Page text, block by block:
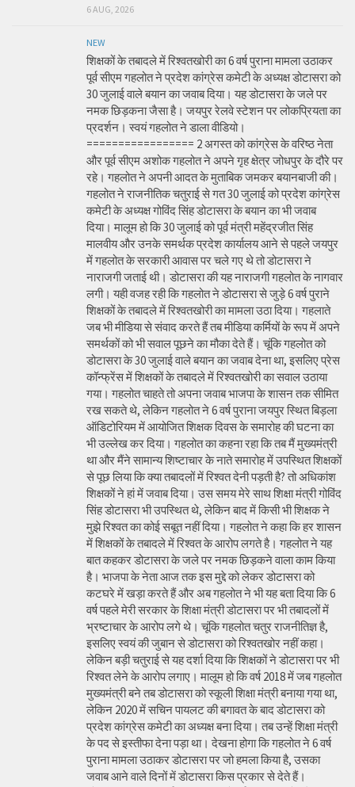
6 AUG, 2026
NEW
शिक्षकों के तबादले में रिश्वतखोरी का 6 वर्ष पुराना मामला उठाकर
पूर्व सीएम गहलोत ने प्रदेश कांग्रेस कमेटी के अध्यक्ष डोटासरा को
30 जुलाई वाले बयान का जवाब दिया। यह डोटासरा के जले पर
नमक छिड़कना जैसा है। जयपुर रेलवे स्टेशन पर लोकप्रियता का
प्रदर्शन। स्वयं गहलोत ने डाला वीडियो।
================= 2 अगस्त को कांग्रेस के वरिष्ठ नेता
और पूर्व सीएम अशोक गहलोत ने अपने गृह क्षेत्र जोधपुर के दौरे पर
रहे। गहलोत ने अपनी आदत के मुताबिक जमकर बयानबाजी की।
गहलोत ने राजनीतिक चतुराई से गत 30 जुलाई को प्रदेश कांग्रेस
कमेटी के अध्यक्ष गोविंद सिंह डोटासरा के बयान का भी जवाब
दिया। मालूम हो कि 30 जुलाई को पूर्व मंत्री महेंद्रजीत सिंह
मालवीय और उनके समर्थक प्रदेश कार्यालय आने से पहले जयपुर
में गहलोत के सरकारी आवास पर चले गए थे तो डोटासरा ने
नाराजगी जताई थी। डोटासरा की यह नाराजगी गहलोत के नागवार
लगी। यही वजह रही कि गहलोत ने डोटासरा से जुड़े 6 वर्ष पुराने
शिक्षकों के तबादले में रिश्वतखोरी का मामला उठा दिया। गहलाते
जब भी मीडिया से संवाद करते हैं तब मीडिया कर्मियों के रूप में अपने
समर्थकों को भी सवाल पूछने का मौका देते हैं। चूंकि गहलोत को
डोटासरा के 30 जुलाई वाले बयान का जवाब देना था, इसलिए प्रेस
कॉन्फ्रेंस में शिक्षकों के तबादले में रिश्वतखोरी का सवाल उठाया
गया। गहलोत चाहते तो अपना जवाब भाजपा के शासन तक सीमित
रख सकते थे, लेकिन गहलोत ने 6 वर्ष पुराना जयपुर स्थित बिड़ला
ऑडिटोरियम में आयोजित शिक्षक दिवस के समारोह की घटना का
भी उल्लेख कर दिया। गहलोत का कहना रहा कि तब मैं मुख्यमंत्री
था और मैंने सामान्य शिष्टाचार के नाते समारोह में उपस्थित शिक्षकों
से पूछ लिया कि क्या तबादलों में रिश्वत देनी पड़ती है? तो अधिकांश
शिक्षकों ने हां में जवाब दिया। उस समय मेरे साथ शिक्षा मंत्री गोविंद
सिंह डोटासरा भी उपस्थित थे, लेकिन बाद में किसी भी शिक्षक ने
मुझे रिश्वत का कोई सबूत नहीं दिया। गहलोत ने कहा कि हर शासन
में शिक्षकों के तबादले में रिश्वत के आरोप लगते है। गहलोत ने यह
बात कहकर डोटासरा के जले पर नमक छिड़कने वाला काम किया
है। भाजपा के नेता आज तक इस मुद्दे को लेकर डोटासरा को
कटघरे में खड़ा करते हैं और अब गहलोत ने भी यह बता दिया कि 6
वर्ष पहले मेरी सरकार के शिक्षा मंत्री डोटासरा पर भी तबादलों में
भ्रष्टाचार के आरोप लगे थे। चूंकि गहलोत चतुर राजनीतिज्ञ है,
इसलिए स्वयं की जुबान से डोटासरा को रिश्वतखोर नहीं कहा।
लेकिन बड़ी चतुराई से यह दर्शा दिया कि शिक्षकों ने डोटासरा पर भी
रिश्वत लेने के आरोप लगाए। मालूम हो कि वर्ष 2018 में जब गहलोत
मुख्यमंत्री बने तब डोटासरा को स्कूली शिक्षा मंत्री बनाया गया था,
लेकिन 2020 में सचिन पायलट की बगावत के बाद डोटासरा को
प्रदेश कांग्रेस कमेटी का अध्यक्ष बना दिया। तब उन्हें शिक्षा मंत्री
के पद से इस्तीफा देना पड़ा था। देखना होगा कि गहलोत ने 6 वर्ष
पुराना मामला उठाकर डोटासरा पर जो हमला किया है, उसका
जवाब आने वाले दिनों में डोटासरा किस प्रकार से देते हैं।